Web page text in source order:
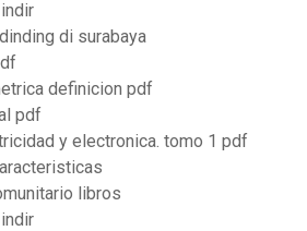
di surabaya
definicion pdf
pdf
y electronica. tomo 1 pdf
libros